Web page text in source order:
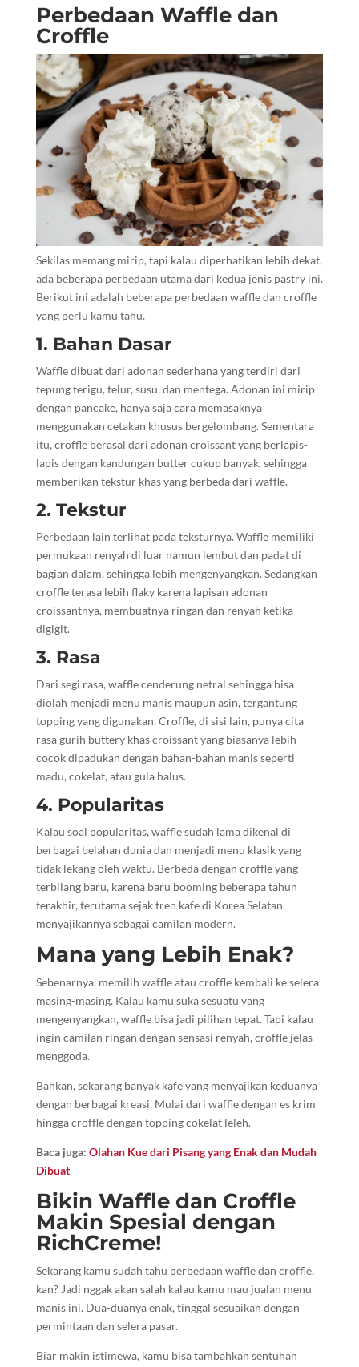
Perbedaan Waffle dan
Croffle
Sekilas memang mirip, tapi kalau diperhatikan lebih dekat,
ada beberapa perbedaan utama dari kedua jenis pastry ini.
Berikut ini adalah beberapa perbedaan waffle dan croffle
yang perlu kamu tahu.
1. Bahan Dasar
Waffle dibuat dari adonan sederhana yang terdiri dari
tepung terigu, telur, susu, dan mentega. Adonan ini mirip
dengan pancake, hanya saja cara memasaknya
menggunakan cetakan khusus bergelombang. Sementara
itu, croffle berasal dari adonan croissant yang berlapis-
lapis dengan kandungan butter cukup banyak, sehingga
memberikan tekstur khas yang berbeda dari waffle.
2. Tekstur
Perbedaan lain terlihat pada teksturnya. Waffle memiliki
permukaan renyah di luar namun lembut dan padat di
bagian dalam, sehingga lebih mengenyangkan. Sedangkan
croffle terasa lebih flaky karena lapisan adonan
croissantnya, membuatnya ringan dan renyah ketika
digigit.
3. Rasa
Dari segi rasa, waffle cenderung netral sehingga bisa
diolah menjadi menu manis maupun asin, tergantung
topping yang digunakan. Croffle, di sisi lain, punya cita
rasa gurih buttery khas croissant yang biasanya lebih
cocok dipadukan dengan bahan-bahan manis seperti
madu, cokelat, atau gula halus.
4. Popularitas
Kalau soal popularitas, waffle sudah lama dikenal di
berbagai belahan dunia dan menjadi menu klasik yang
tidak lekang oleh waktu. Berbeda dengan croffle yang
terbilang baru, karena baru booming beberapa tahun
terakhir, terutama sejak tren kafe di Korea Selatan
menyajikannya sebagai camilan modern.
Mana yang Lebih Enak?
Sebenarnya, memilih waffle atau croffle kembali ke selera
masing-masing. Kalau kamu suka sesuatu yang
mengenyangkan, waffle bisa jadi pilihan tepat. Tapi kalau
ingin camilan ringan dengan sensasi renyah, croffle jelas
menggoda.
Bahkan, sekarang banyak kafe yang menyajikan keduanya
dengan berbagai kreasi. Mulai dari waffle dengan es krim
hingga croffle dengan topping cokelat leleh.
Baca juga: Olahan Kue dari Pisang yang Enak dan Mudah
Dibuat
Bikin Waffle dan Croffle
Makin Spesial dengan
RichCreme!
Sekarang kamu sudah tahu perbedaan waffle dan croffle,
kan? Jadi nggak akan salah kalau kamu mau jualan menu
manis ini. Dua-duanya enak, tinggal sesuaikan dengan
permintaan dan selera pasar.
Biar makin istimewa, kamu bisa tambahkan sentuhan